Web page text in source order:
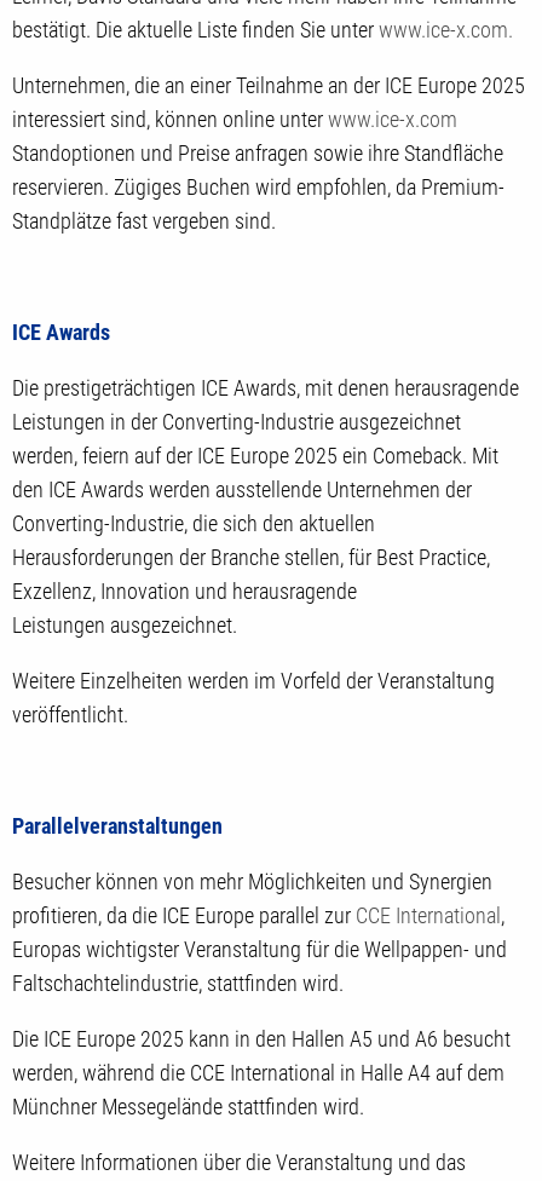
bestätigt. Die aktuelle Liste finden Sie unterwww.ice-x.com.
Unternehmen, die an einer Teilnahme an der ICE Europe 2025
interessiert sind, können online unterwww.ice-x.com
Standoptionen und Preise anfragen sowie ihre Standfläche
reservieren. Zügiges Buchen wird empfohlen, da Premium-
Standplätze fast vergeben sind.
ICE Awards
Die prestigeträchtigen ICE Awards, mit denen herausragende
Leistungen in der Converting-Industrie ausgezeichnet
werden, feiern auf der ICE Europe 2025 ein Comeback. Mit
den ICE Awards werden ausstellende Unternehmen der
Converting-Industrie, die sich den aktuellen
Herausforderungen der Branche stellen, für Best Practice,
Exzellenz, Innovation und herausragende
Leistungen ausgezeichnet.
Weitere Einzelheiten werden im Vorfeld der Veranstaltung
veröffentlicht.
Parallelveranstaltungen
Besucher können von mehr Möglichkeiten und Synergien
profitieren, da die ICE Europe parallel zur CCE International,
Europas wichtigster Veranstaltung für die Wellpappen- und
Faltschachtelindustrie, stattfinden wird.
Die ICE Europe 2025 kann in den Hallen A5 und A6 besucht
werden, während die CCE International in Halle A4 auf dem
Münchner Messegelände stattfinden wird.
Weitere Informationen über die Veranstaltung und das